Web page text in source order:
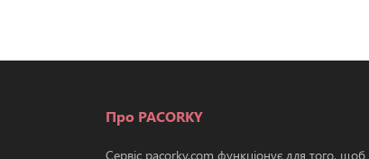
Про PACORKY
Сервіс pacorky.com функціонує для того, щоб